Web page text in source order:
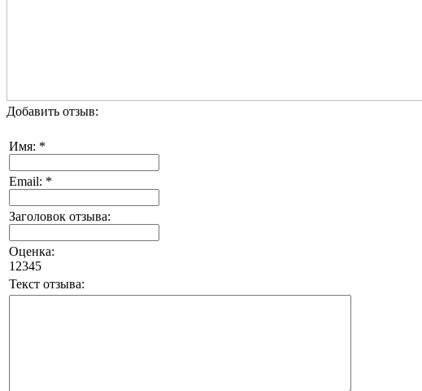
Добавить отзыв:
Имя: *
Email: *
Заголовок отзыва:
Оценка:
1 2345
Текст отзыва: